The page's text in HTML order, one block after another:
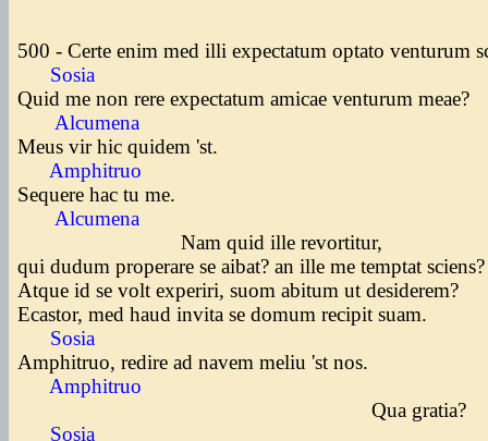
500 - Certe enim med illi expectatum optato venturum
Sosia
Quid me non rere expectatum amicae venturum meae?
Alcumena
Meus vir hic quidem 'st.
Amphitruo
Sequere hac tu me.
Alcumena
Nam quid ille revortitur,
qui dudum properare se aibat? an ille me temptat
Atque id se volt experiri, suom abitum ut desiderem?
Ecastor, med haud invita se domum recipit suam.
Sosia
Amphitruo, redire ad navem meliu 'st nos.
Amphitruo
Qua gratia?
Sosia